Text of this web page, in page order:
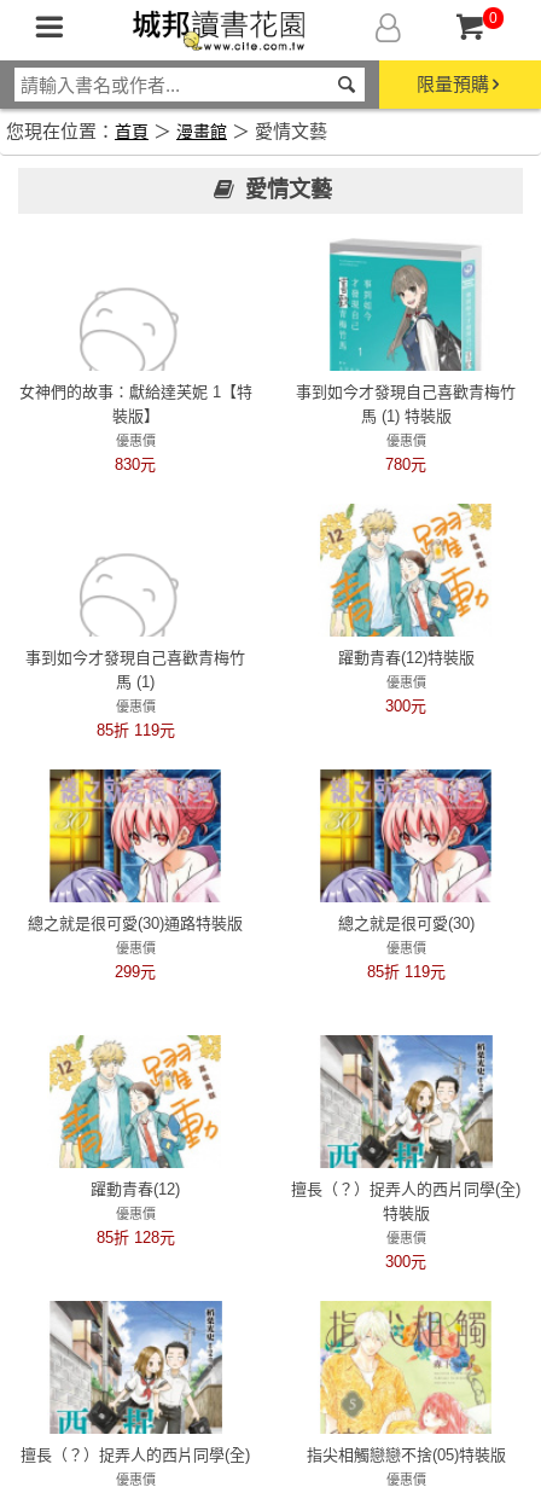
0
限量預購
您現在位置： 首頁 ＞ 漫畫館 ＞ 愛情文藝
愛情文藝
女神們的故事：獻給達芙妮 1【特
裝版】
優惠價
830元
事到如今才發現自己喜歡青梅竹
馬 (1) 特裝版
優惠價
780元
事到如今才發現自己喜歡青梅竹
馬 (1)
優惠價
85折 119元
躍動青春(12)特裝版
優惠價
300元
總之就是很可愛(30)通路特裝版
優惠價
299元
總之就是很可愛(30)
優惠價
85折 119元
躍動青春(12)
優惠價
85折 128元
擅長（？）捉弄人的西片同學(全)
特裝版
優惠價
300元
擅長（？）捉弄人的西片同學(全)
優惠價
指尖相觸戀戀不捨(05)特裝版
優惠價